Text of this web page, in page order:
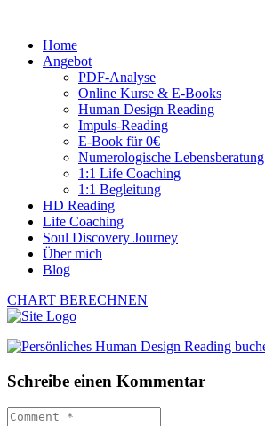
Home
Angebot
PDF-Analyse
Online Kurse & E-Books
Human Design Reading
Impuls-Reading
E-Book für 0€
Numerologische Lebensberatung
1:1 Life Coaching
1:1 Begleitung
HD Reading
Life Coaching
Soul Discovery Journey
Über mich
Blog
CHART BERECHNEN
Schreibe einen Kommentar